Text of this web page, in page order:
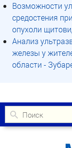
Возможности
средостения
опухоли
Анализ
железы у
области -